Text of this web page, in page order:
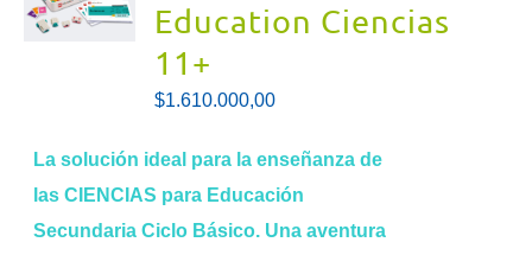
Education Ciencias
11+
$1.610.000,00
La solución ideal para la enseñanza de
las CIENCIAS para Educación
Secundaria Ciclo Básico. Una aventura